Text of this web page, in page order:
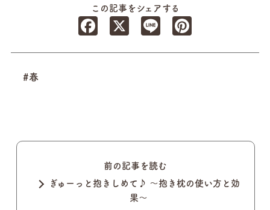
この記事をシェアする
Facebook
Line
#春
前の記事を読む
ぎゅーっと抱きしめて♪ 〜抱き枕の使い方と効
果〜